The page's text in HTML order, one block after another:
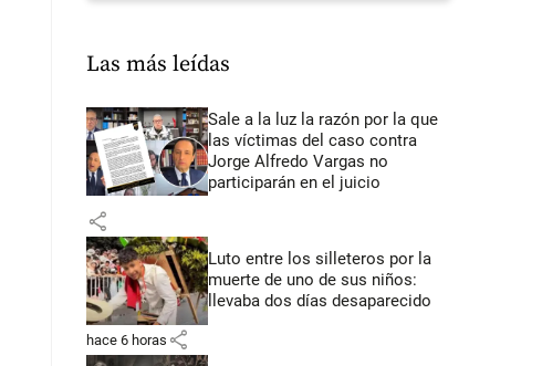
Las más leídas
Sale a la luz la razón por la que
las víctimas del caso contra
Jorge Alfredo Vargas no
participarán en el juicio
share
Luto entre los silleteros por la
muerte de uno de sus niños:
llevaba dos días desaparecido
hace 6 horas share